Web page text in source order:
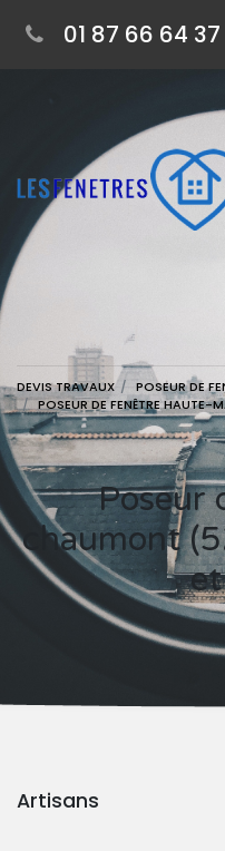
01 87 66 64 37
DEVIS TRAVAUX
POSEUR DE
POSEUR DE FENÊTRE HAUTE-
Poseur de fenêtre à
chaumont
Artisans